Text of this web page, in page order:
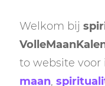
Welkom bij
to website
maan,